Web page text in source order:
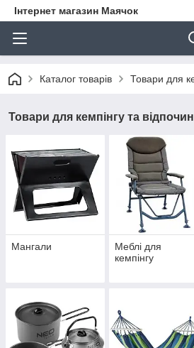
Інтернет магазин Маячок
Каталог товарів Товари для
Товари для кемпінгу та
Мангали
Меблі для
кемпінгу